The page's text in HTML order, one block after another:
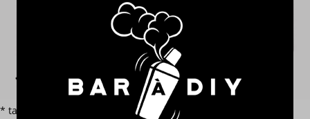
* tarif par volume hors additif et e-liquide terpène ou macérat